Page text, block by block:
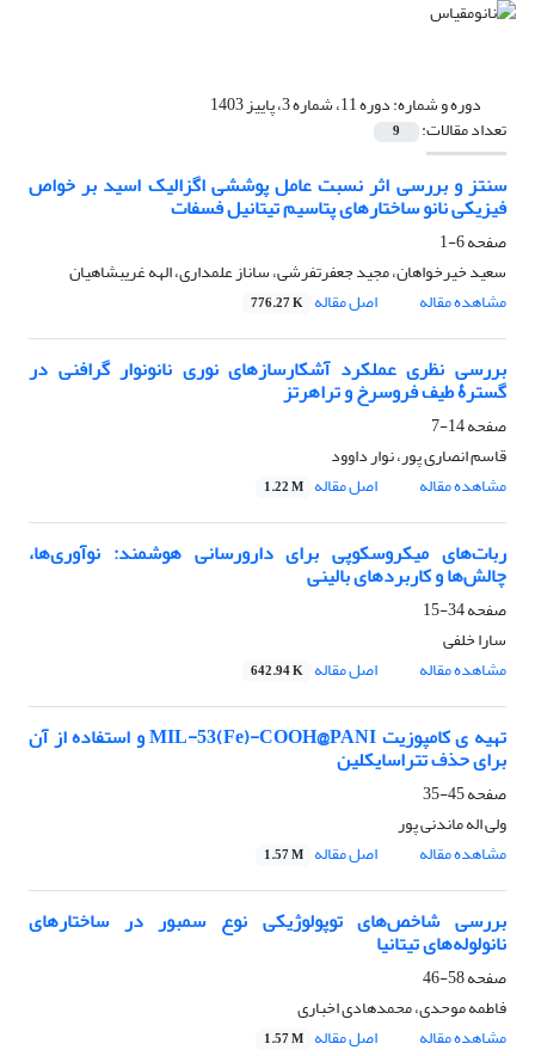
دوره و شماره:دوره 11، شماره 3، پاییز 1403
تعداد مقالات: 9
سنتز و بررسی اثر نسبت عامل پوششی اگزالیک اسید بر خواص
فیزیکی نانو ساختارهای پتاسیم تیتانیل فسفات
صفحه6-1
سعید خیرخواهان، مجید جعفرتفرشی، ساناز علمداری، الهه غریبشاهیان
مشاهده مقاله
اصل مقاله 776.27 K
بررسی نظری عملکرد آشکارسازهای نوری نانونوار گرافنی در
گسترۀ طیف فروسرخ و تراهرتز
صفحه14-7
قاسم انصاری پور، نوار داوود
مشاهده مقاله
اصل مقاله 1.22 M
ربات‌های میکروسکوپی برای دارورسانی هوشمند: نوآوری‌ها،
چالش‌ها و کاربردهای بالینی
صفحه34-15
سارا خلفی
مشاهده مقاله
اصل مقاله 642.94 K
تهیه ‏ی کامپوزیت MIL-53(Fe)-COOH@PANI و استفاده از آن
برای حذف تتراسایکلین
صفحه45-35
ولی اله ماندنی پور
مشاهده مقاله
اصل مقاله 1.57 M
بررسی شاخص‌های توپولوژیکی نوع سمبور در ساختارهای
نانولوله‌های تیتانیا
صفحه58-46
فاطمه موحدی، محمدهادی اخباری
مشاهده مقاله
اصل مقاله 1.57 M